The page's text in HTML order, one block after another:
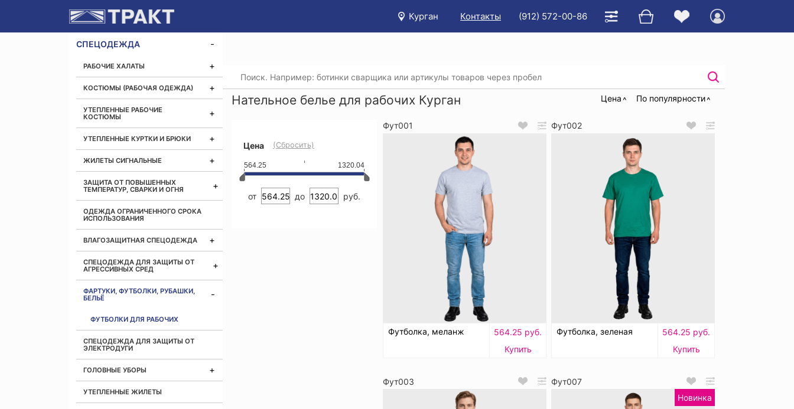
Курган Контакты (912) 572-00-86
СПЕЦОДЕЖДА
РАБОЧИЕ ХАЛАТЫ
КОСТЮМЫ (РАБОЧАЯ ОДЕЖДА)
УТЕПЛЕННЫЕ РАБОЧИЕ
КОСТЮМЫ
УТЕПЛЕННЫЕ КУРТКИ И БРЮКИ
ЖИЛЕТЫ СИГНАЛЬНЫЕ
ЗАЩИТА ОТ ПОВЫШЕННЫХ
ТЕМПЕРАТУР, СВАРКИ И ОГНЯ
ОДЕЖДА ОГРАНИЧЕННОГО СРОКА
ИСПОЛЬЗОВАНИЯ
ВЛАГОЗАЩИТНАЯ СПЕЦОДЕЖДА
СПЕЦОДЕЖДА ДЛЯ ЗАЩИТЫ ОТ
АГРЕССИВНЫХ СРЕД
ФАРТУКИ, ФУТБОЛКИ, РУБАШКИ,
БЕЛЬЁ
ФУТБОЛКИ ДЛЯ РАБОЧИХ
СПЕЦОДЕЖДА ДЛЯ ЗАЩИТЫ ОТ
ЭЛЕКТРОДУГИ
ГОЛОВНЫЕ УБОРЫ
УТЕПЛЕННЫЕ ЖИЛЕТЫ
Нательное белье для рабочих Курган Цена По популярности
Цена (Сбросить)
564.25 1320.04
от до руб.
Фут001
Футболка, меланж
564.25 руб.
Купить
Фут002
Футболка, зеленая
564.25 руб.
Купить
Фут003
Фут007
Новинка